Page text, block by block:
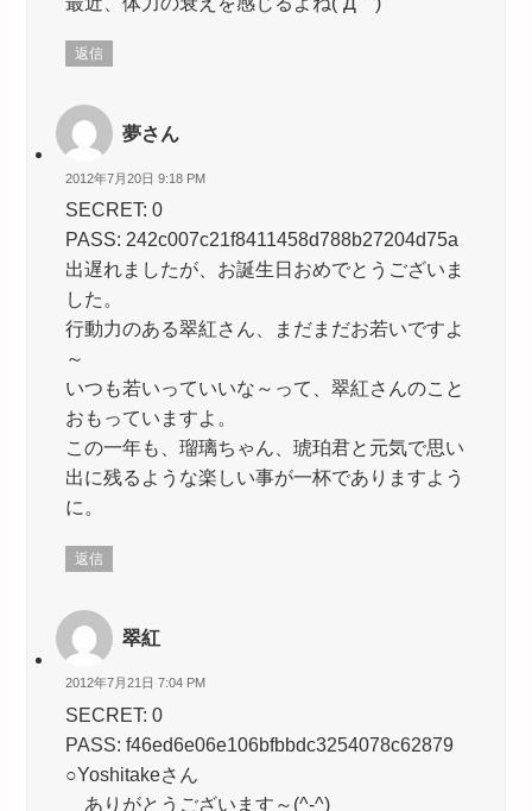
返信
夢さん
2012年7月20日 9:18 PM
SECRET: 0
PASS: 242c007c21f8411458d788b27204d75a
出遅れましたが、お誕生日おめでとうございま
した。
行動力のある翠紅さん、まだまだお若いですよ
～
いつも若いっていいな～って、翠紅さんのこと
おもっていますよ。
この一年も、瑠璃ちゃん、琥珀君と元気で思い
出に残るような楽しい事が一杯でありますよう
に。
返信
翠紅
2012年7月21日 7:04 PM
SECRET: 0
PASS: f46ed6e06e106bfbbdc3254078c62879
○Yoshitakeさん
ありがとうございます～(^-^)